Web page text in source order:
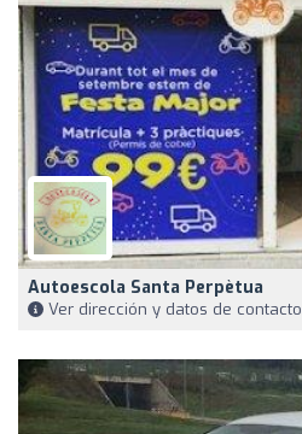
Autoescola Santa Perpètua
Ver dirección y datos de contacto